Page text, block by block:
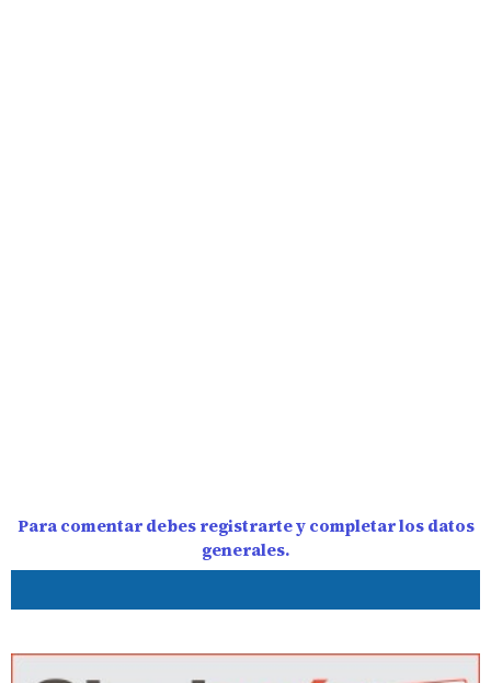
Para comentar debes registrarte y completar los datos
generales.